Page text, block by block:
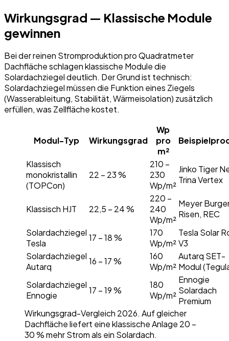
Wirkungsgrad — Klassische Module
gewinnen
Bei der reinen Stromproduktion pro Quadratmeter
Dachfläche schlagen klassische Module die
Solardachziegel deutlich. Der Grund ist technisch:
Solardachziegel müssen die Funktion eines Ziegels
(Wasserableitung, Stabilität, Wärmeisolation) zusätzlich
erfüllen, was Zellfläche kostet.
Modul-Typ Wirkungsgrad
Wp
pro
m²
Klassisch
monokristallin
(TOPCon)
22 – 23 %
210 –
230
Wp/m²
Jinko Tiger
Trina Vertex
Klassisch HJT 22,5 – 24 %
220 –
240
Wp/m²
Meyer
Risen, REC
Solardachziegel
Tesla
17 – 18 %
170
Wp/m²
Tesla Solar
V3
Solardachziegel
Autarq
16 – 17 %
160
Wp/m²
Autarq SET-
Modul
Solardachziegel
Ennogie
17 – 19 %
180
Wp/m²
Ennogie
Solardach
Premium
Wirkungsgrad-Vergleich 2026. Auf gleicher
Dachfläche liefert eine klassische Anlage 20 –
30 % mehr Strom als ein Solardach.